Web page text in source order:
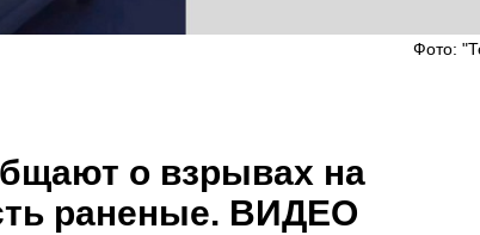
Фото:
о взрывах на
раненые. ВИДЕО